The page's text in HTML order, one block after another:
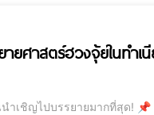
ยศาสตร์ฮวงจุ้ยในทำเ